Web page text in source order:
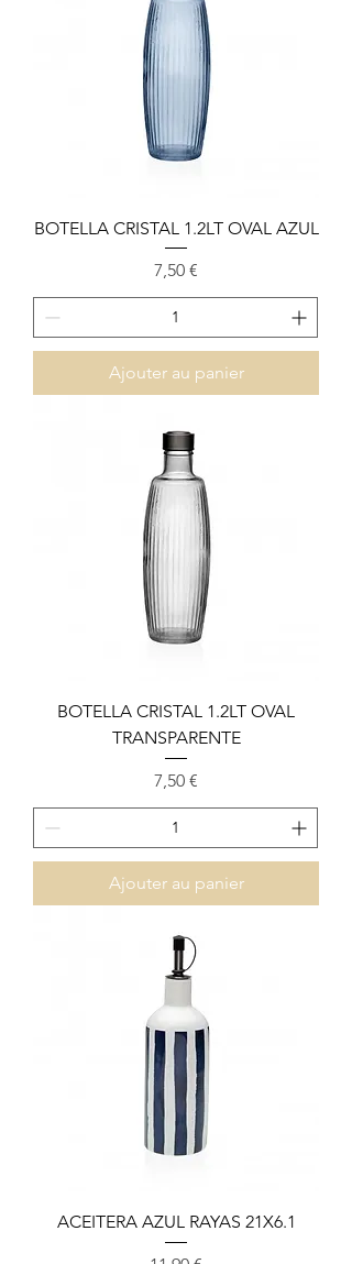
BOTELLA CRISTAL 1.2LT OVAL AZUL
Prix
7,50 €
Ajouter au panier
BOTELLA CRISTAL 1.2LT OVAL
TRANSPARENTE
Prix
7,50 €
Ajouter au panier
ACEITERA AZUL RAYAS 21X6.1